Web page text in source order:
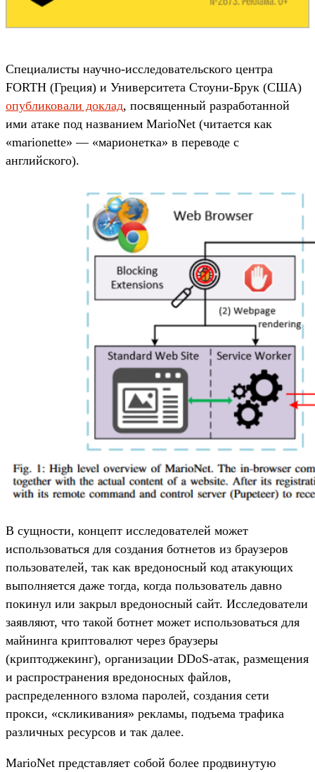
Специалисты научно-исследовательского центра
FORTH (Греция) и Университета Стоуни-Брук (США)
опубликовали доклад, посвященный разработанной
ими атаке под названием MarioNet (читается как
«marionette» — «марионетка» в переводе с
английского).
В сущности, концепт исследователей может
использоваться для создания ботнетов из браузеров
пользователей, так как вредоносный код атакующих
выполняется даже тогда, когда пользователь давно
покинул или закрыл вредоносный сайт. Исследователи
заявляют, что такой ботнет может использоваться для
майнинга криптовалют через браузеры
(криптоджекинг), организации DDoS-атак, размещения
и распространения вредоносных файлов,
распределенного взлома паролей, создания сети
прокси, «скликивания» рекламы, подъема трафика
различных ресурсов и так далее.
MarioNet представляет собой более продвинутую